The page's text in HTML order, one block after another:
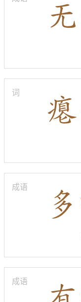
词
成语
成语